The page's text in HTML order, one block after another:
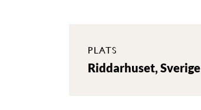
PLATS
Riddarhuset, Sverige